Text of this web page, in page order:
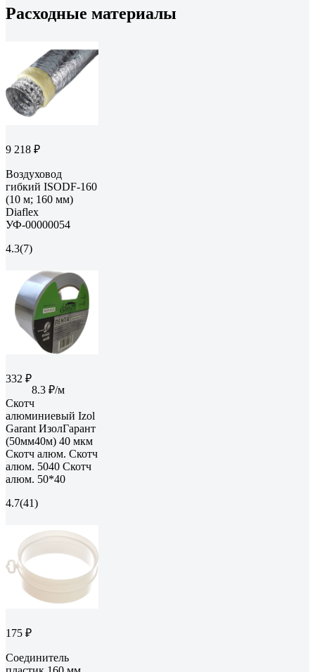
Расходные материалы
9 218 ₽
Воздуховод
гибкий ISODF-160
(10 м; 160 мм)
Diaflex
УФ-00000054
4.3(7)
332 ₽
8.3 ₽/м
Скотч
алюминиевый Izol
Garant ИзолГарант
(50мм40м) 40 мкм
Скотч алюм. Скотч
алюм. 5040 Скотч
алюм. 50*40
4.7(41)
175 ₽
Соединитель